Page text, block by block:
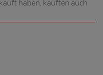
haben, kauften auch